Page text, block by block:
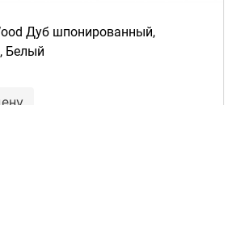
Дуб шпонированный,
Белый